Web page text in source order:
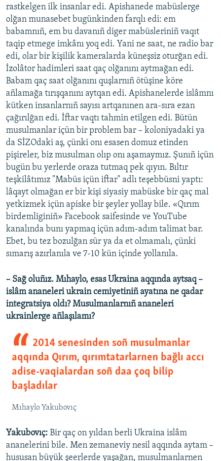
rastkelgen ilk insanlar edi. Apishanede mabüslerge
olğan munasebet bugünkinden farqlı edi: em
babamnıñ, em bu davanıñ diger mabüsleriniñ vaqıt
taqip etmege imkânı yoq edi. Yani ne saat, ne radio bar
edi, olar bir kişilik kameralarda küneşsiz oturğan edi.
İzolâtor hadimleri saat qaç olğanını aytmağan edi.
Babam qaç saat olğanını quşlarnıñ ötüşine köre
añlamağa tırışqanını aytqan edi. Apishanelerde islâmnı
kütken insanlarnıñ sayısı artqanınen ara-sıra ezan
çağırılğan edi. İftar vaqtı tahmin etilgen edi. Bütün
musulmanlar içün bir problem bar – koloniyadaki ya
da SİZOdaki aş, çünki onı esasen domuz etinden
pişireler, biz musulman olıp onı aşamaymız. Şunıñ içün
bugün bu yerlerde oraza tutmaq pek qıyın. Bıltır
teşkilâtımız "Mabüs içün iftar" adlı teşebbüsni yaptı:
lâqayt olmağan er bir kişi siyasiy mabüske bir qaç mal
yetkizmek içün apiske bir şeyler yollay bile. «Qırım
birdemliginiñ» Facebook saifesinde ve YouTube
kanalında bunı yapmaq içün adım-adım talimat bar.
Ebet, bu tez bozulğan sür ya da et olmamalı, çünki
sımarış azırlanıla ve 7-10 kün içinde yollanıla.
– Sağ oluñız. Mıhaylo, esas Ukraina aqqında aytsaq –
islâm ananeleri ukrain cemiyetiniñ ayatına ne qadar
integratsiya oldı? Musulmanlarnıñ ananeleri
ukrainlerge añlaşılamı?
2014 senesinden soñ musulmanlar
aqqında Qırım, qırımtatarlarnen bağlı accı
adise-vaqialardan soñ daa çoq bilip
başladılar
Mıhaylo Yakubovıç
Yakubovıç: Bir qaç on yıldan berli Ukraina islâm
ananelerini bile. Men zemaneviy nesil aqqında aytam –
hususan büyük şeerlerde yaşağan, musulmanlarnen